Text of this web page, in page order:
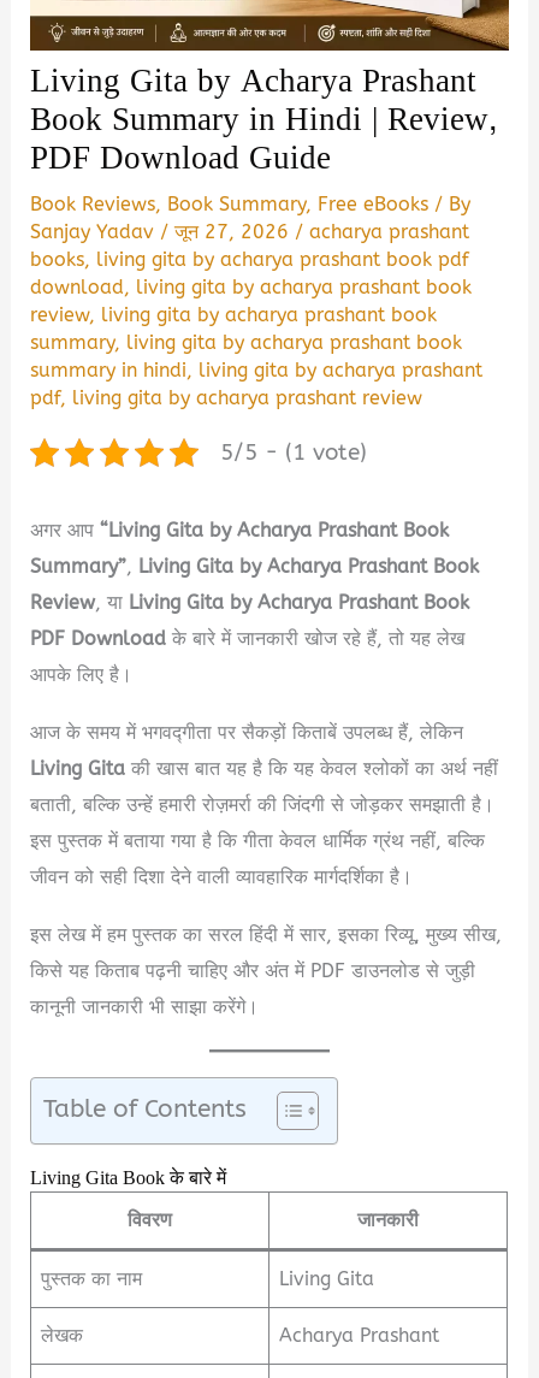
Living Gita by Acharya Prashant
Book Summary in Hindi | Review,
PDF Download Guide
Book Reviews, Book Summary, Free eBooks / By
Sanjay Yadav /जून 27, 2026 /acharya prashant
books, living gita by acharya prashant book pdf
download, living gita by acharya prashant book
review, living gita by acharya prashant book
summary, living gita by acharya prashant book
summary in hindi, living gita by acharya prashant
pdf, living gita by acharya prashant review
5/5 - (1 vote)
अगर आप“Living Gita by Acharya Prashant Book
Summary”, Living Gita by Acharya Prashant Book
Review, या Living Gita by Acharya Prashant Book
PDF Download के बारे में जानकारी खोज रहे हैं, तो यह लेख
आपके लिए है।
आज के समय में भगवद्गीता पर सैकड़ों किताबें उपलब्ध हैं, लेकिन
Living Gita की खास बात यह है कि यह केवल श्लोकों का अर्थ नहीं
बताती, बल्कि उन्हें हमारी रोज़मर्रा की जिंदगी से जोड़कर समझाती है।
इस पुस्तक में बताया गया है कि गीता केवल धार्मिक ग्रंथ नहीं, बल्कि
जीवन को सही दिशा देने वाली व्यावहारिक मार्गदर्शिका है।
इस लेख में हम पुस्तक का सरल हिंदी में सार, इसका रिव्यू, मुख्य सीख,
किसे यह किताब पढ़नी चाहिए और अंत में PDF डाउनलोड से जुड़ी
कानूनी जानकारी भी साझा करेंगे।
Table of Contents
Living Gita Book के बारे में
विवरण जानकारी
पुस्तक का नाम Living Gita
लेखक Acharya Prashant